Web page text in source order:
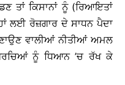
ਤਾਂ ਕਿਸਾਨਾਂ ਨੂੰ (ਰਿਆਇਤਾਂ
ਲਈ ਰੋਜ਼ਗਾਰ ਦੇ ਸਾਧਨ ਪੈਦਾ
ਵਾਲੀਆਂ ਨੀਤੀਆਂ ਅਮਲ
ਨੂੰ ਧਿਆਨ ’ਚ ਰੱਖ ਕੇ